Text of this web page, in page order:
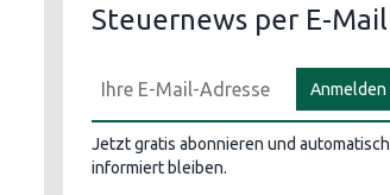
Steuernews per E-Mail
Anmelden
Jetzt gratis abonnieren und automatisch
informiert bleiben.